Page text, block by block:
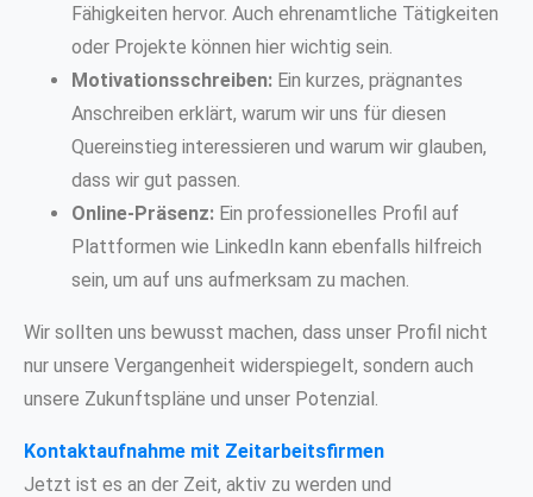
Fähigkeiten hervor. Auch ehrenamtliche Tätigkeiten
oder Projekte können hier wichtig sein.
Motivationsschreiben: Ein kurzes, prägnantes
Anschreiben erklärt, warum wir uns für diesen
Quereinstieg interessieren und warum wir glauben,
dass wir gut passen.
Online-Präsenz: Ein professionelles Profil auf
Plattformen wie LinkedIn kann ebenfalls hilfreich
sein, um auf uns aufmerksam zu machen.
Wir sollten uns bewusst machen, dass unser Profil nicht
nur unsere Vergangenheit widerspiegelt, sondern auch
unsere Zukunftspläne und unser Potenzial.
Kontaktaufnahme mit Zeitarbeitsfirmen
Jetzt ist es an der Zeit, aktiv zu werden und